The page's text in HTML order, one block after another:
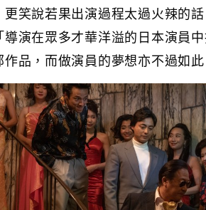
更笑說若果出演過程太過火辣的
導演在眾多才華洋溢的日本演員
品，而做演員的夢想亦不過如此